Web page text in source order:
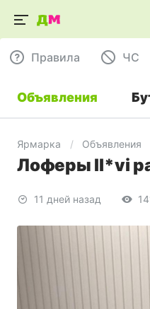
Правила ЧC
Объявления
Ярмарка Объявления
Лоферы Il*vi
11 дней назад